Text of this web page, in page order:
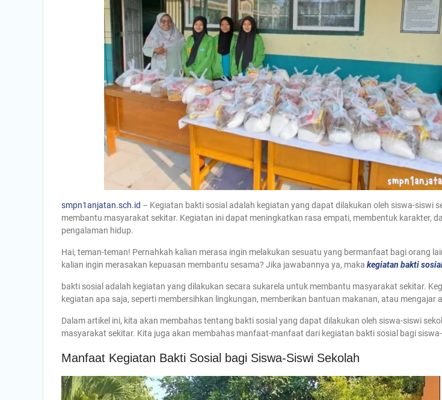
smpn1anjatan.sch.id – Kegiatan bakti sosial adalah kegiatan yang dapat dilakukan oleh siswa-siswi
membantu masyarakat sekitar. Kegiatan ini dapat meningkatkan rasa empati, membentuk karakter,
pengalaman hidup.
Hai, teman-teman! Pernahkah kalian merasa ingin melakukan sesuatu yang bermanfaat bagi orang
kalian ingin merasakan kepuasan membantu sesama? Jika jawabannya ya, maka kegiatan bakti
bakti sosial adalah kegiatan yang dilakukan secara sukarela untuk membantu masyarakat sekitar.
kegiatan apa saja, seperti membersihkan lingkungan, memberikan bantuan makanan, atau mengajar
Dalam artikel ini, kita akan membahas tentang bakti sosial yang dapat dilakukan oleh siswa-siswi
masyarakat sekitar. Kita juga akan membahas manfaat-manfaat dari kegiatan bakti sosial bagi
Manfaat Kegiatan Bakti Sosial bagi Siswa-Siswi Sekolah